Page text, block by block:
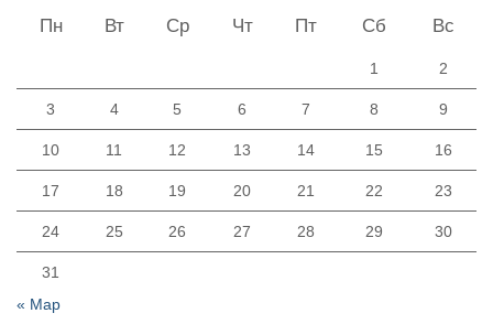
Пн Вт Ср Чт Пт Сб Вс
1 2
3 4 5 6 7 8 9
10 11 12 13 14 15 16
17 18 19 20 21 22 23
24 25 26 27 28 29 30
31
« Мар